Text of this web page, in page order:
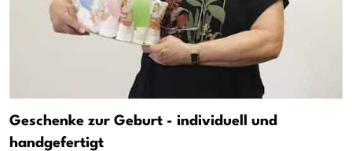
Geschenke zur Geburt - individuell und
handgefertigt